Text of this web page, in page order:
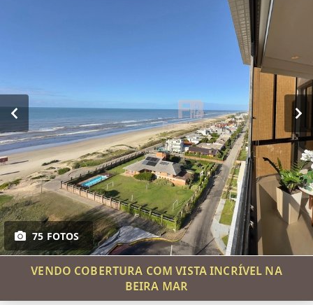
75 FOTOS
VENDO COBERTURA COM VISTA INCRÍVEL NA
BEIRA MAR